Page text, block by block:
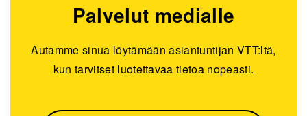
Palvelut medialle
Autamme sinua löytämään asiantuntijan VTT:ltä,
kun tarvitset luotettavaa tietoa nopeasti.